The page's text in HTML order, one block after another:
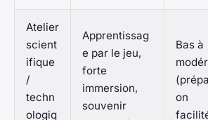
Atelier
scient
ifique
/
techn
ologiq
Apprentissag
e par le jeu,
forte
immersion,
souvenir
Bas à
on